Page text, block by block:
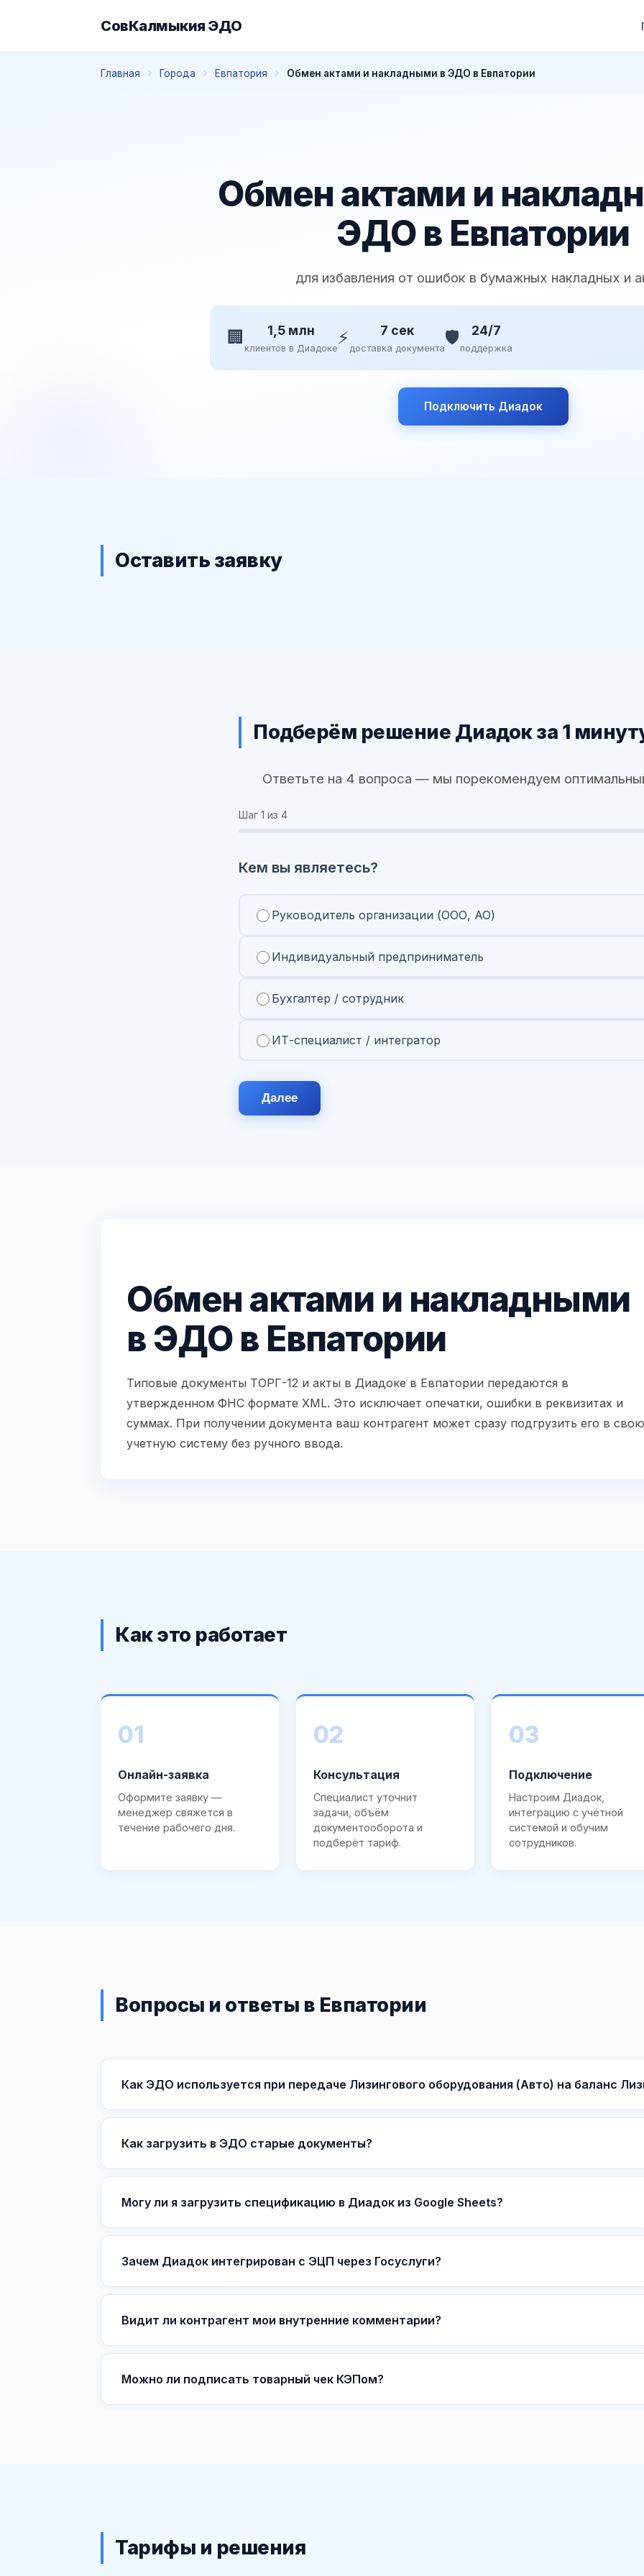
СовКалмыкия ЭДО
Главная Города Евпатория Обмен актами и накладными в ЭДО в Евпатории
Обмен актами и
ЭДО в Евпатории
для избавления от ошибок в бумажных накладных и
🏢 1,5 млн
клиентов в Диадоке⚡ 7 сек
доставка документа🛡️ 24/7
поддержка
Подключить Диадок
Оставить заявку
Подберём решение Диадок за 1
Ответьте на 4 вопроса — мы порекомендуем
Шаг 1 из 4
Кем вы являетесь?
Руководитель организации (ООО, АО)
Индивидуальный предприниматель
Бухгалтер / сотрудник
ИТ-специалист / интегратор
Далее
Обмен актами и накладными
в ЭДО в Евпатории
Типовые документы ТОРГ-12 и акты в Диадоке в Евпатории передаются в
утвержденном ФНС формате XML. Это исключает опечатки, ошибки в реквизитах и
суммах. При получении документа ваш контрагент может сразу подгрузить его в свою
учетную систему без ручного ввода.
Как это работает
01
Онлайн-заявка
Оформите заявку —
менеджер свяжется в
течение рабочего дня.
02
Консультация
Специалист уточнит
задачи, объём
документооборота и
подберёт тариф.
03
Подключение
Настроим Диадок,
интеграцию с учётной
системой и обучим
сотрудников.
Вопросы и ответы в Евпатории
Как ЭДО используется при передаче Лизингового оборудования (Авто) на баланс
Как загрузить в ЭДО старые документы?
Могу ли я загрузить спецификацию в Диадок из Google Sheets?
Зачем Диадок интегрирован с ЭЦП через Госуслуги?
Видит ли контрагент мои внутренние комментарии?
Можно ли подписать товарный чек КЭПом?
Тарифы и решения